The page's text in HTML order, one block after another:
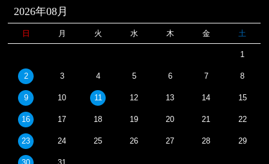
2026年08月
日 月 火 水 木 金 土
1
2 3 4 5 6 7 8
9 10 11 12 13 14 15
16 17 18 19 20 21 22
23 24 25 26 27 28 29